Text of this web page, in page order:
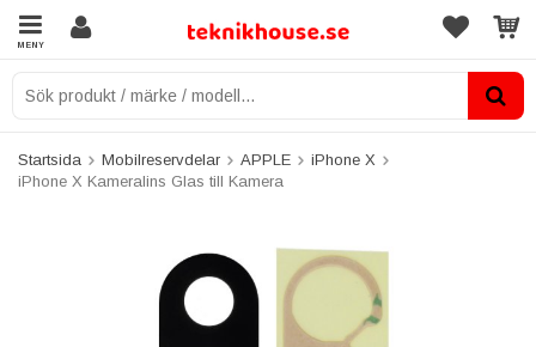
MENY
Startsida Mobilreservdelar APPLE
iPhone X
iPhone X Kameralins Glas till Kamera